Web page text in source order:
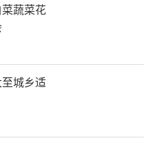
蔬菜花
城乡适